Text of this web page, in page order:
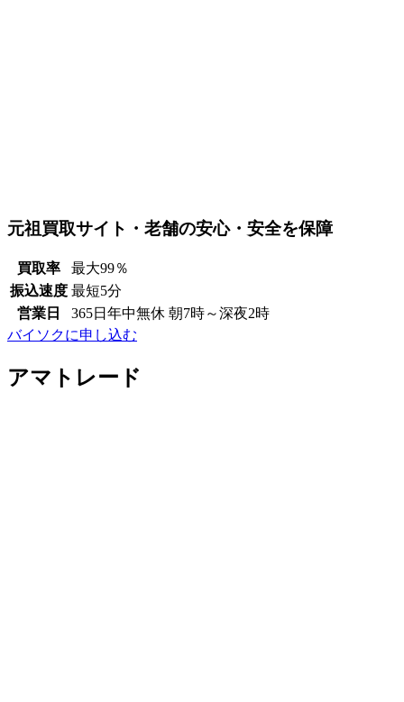
元祖買取サイト・老舗の安心・安全を保障
買取率
最大99％
振込速度 最短5分
営業日
365日年中無休 朝7時～深夜2時
バイソクに申し込む
アマトレード